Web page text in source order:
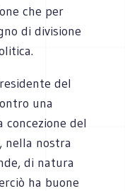
che per
di divisione
del
una
concezione del
nella nostra
di natura
ha buone